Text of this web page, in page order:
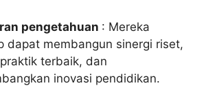
pengetahuan : Mereka
dapat membangun sinergi riset,
terbaik, dan
inovasi pendidikan.